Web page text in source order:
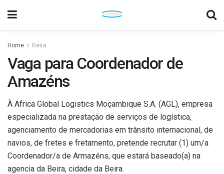
Home Beira
Vaga para Coordenador de
Amazéns
À Africa Global Logistics Moçambique S.A. (AGL), empresa
especializada na prestação de serviços de logística,
agenciamento de mercadorias em trânsito internacional, de
navios, de fretes e fretamento, pretende recrutar (1) um/a
Coordenador/a de Armazéns, que estará baseado(a) na
agencia da Beira, cidade da Beira.